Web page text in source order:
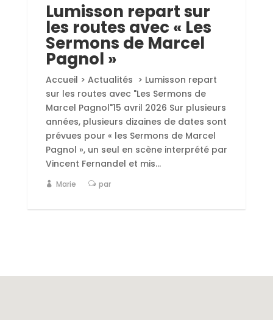
Lumisson repart sur
les routes avec « Les
Sermons de Marcel
Pagnol »
Accueil > Actualités > Lumisson repart
sur les routes avec "Les Sermons de
Marcel Pagnol"15 avril 2026 Sur plusieurs
années, plusieurs dizaines de dates sont
prévues pour « les Sermons de Marcel
Pagnol », un seul en scène interprété par
Vincent Fernandel et mis...
Marie par